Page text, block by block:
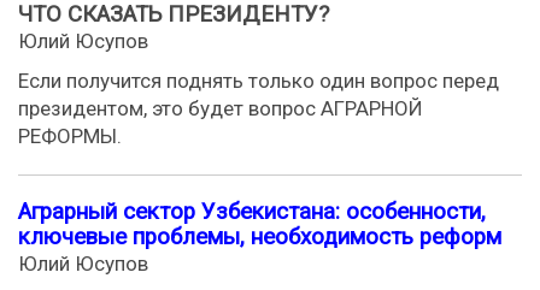
ЧТО СКАЗАТЬ ПРЕЗИДЕНТУ?
Юлий Юсупов
Если получится поднять только один вопрос перед
президентом, это будет вопрос АГРАРНОЙ
РЕФОРМЫ.
Аграрный сектор Узбекистана: особенности,
ключевые проблемы, необходимость реформ
Юлий Юсупов